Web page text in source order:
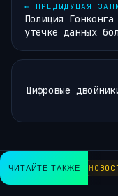
← ПРЕДЫДУЩАЯ
Полиция
утечке данных
Цифровые
ЧИТАЙТЕ ТАКЖЕ